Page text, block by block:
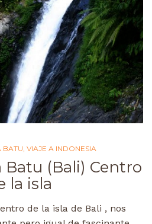
BATU VIAJE A INDONESIA
Batu (Bali) Centro
la isla
de la isla de Bali , nos